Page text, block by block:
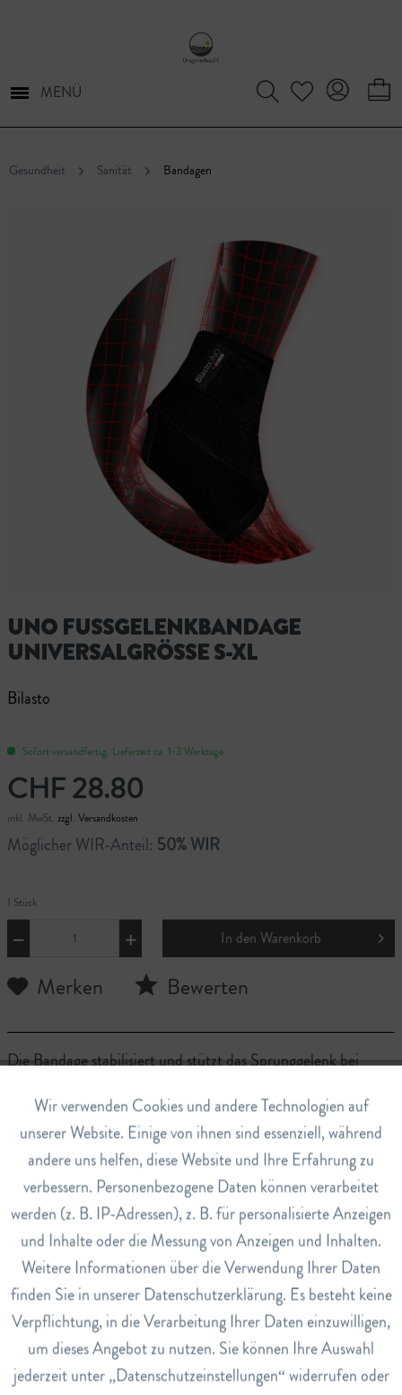
MENÜ
Gesundheit Sanität Bandagen
UNO FUSSGELENKBANDAGE
UNIVERSALGRÖSSE S-XL
Bilasto
Sofort versandfertig, Lieferzeit ca. 1-3 Werktage
CHF 28.80
inkl. MwSt. zzgl. Versandkosten
Möglicher WIR-Anteil: 50% WIR
1 Stück
In den Warenkorb
Merken Bewerten
Die Bandage stabilisiert und stützt das Sprunggelenk bei
zur Prävention und Unterstützung für Sport und Arbeit.
Durch den praktischen Velcroverschluss und dem weichen
Material passt sie sich jedem Fuss an.
Hinweise
60% Aeroprene, 15% Baumwolle, 20% Polyester, 5% Latex.
Art.Nr.
7624790
EAN
7640170315226
Funktionale Aktiv
Marketing Inaktiv
Tracking Inaktiv
Service Inaktiv
Wir verwenden Cookies und andere Technologien auf
unserer Website. Einige von ihnen sind essenziell, während
andere uns helfen, diese Website und Ihre Erfahrung zu
verbessern. Personenbezogene Daten können verarbeitet
werden (z. B. IP-Adressen), z. B. für personalisierte Anzeigen
und Inhalte oder die Messung von Anzeigen und Inhalten.
Weitere Informationen über die Verwendung Ihrer Daten
finden Sie in unserer Datenschutzerklärung. Es besteht keine
Verpflichtung, in die Verarbeitung Ihrer Daten einzuwilligen,
um dieses Angebot zu nutzen. Sie können Ihre Auswahl
jederzeit unter „Datenschutzeinstellungen“ widerrufen oder